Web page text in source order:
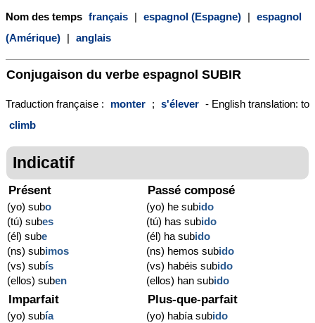
Nom des temps français | espagnol (Espagne) | espagnol
(Amérique) | anglais
Conjugaison du verbe espagnol SUBIR
Traduction française : monter ; s'élever - English translation: to
climb
Indicatif
Présent
(yo) subo
(tú) subes
(él) sube
(ns) subimos
(vs) subís
(ellos) suben
Passé composé
(yo) he subido
(tú) has subido
(él) ha subido
(ns) hemos subido
(vs) habéis subido
(ellos) han subido
Imparfait
(yo) subía
Plus-que-parfait
(yo) había subido